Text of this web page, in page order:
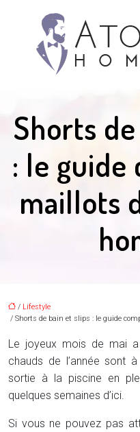
Shorts
: le guide
maillots
/ Lifestyle
/ Shorts de bain et slips : le guide
Le joyeux mois de mai
chauds de l’année sont
sortie à la piscine en
quelques semaines d’ici.
Si vous ne pouvez pas